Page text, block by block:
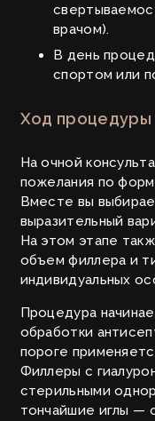
врачом).
В день
спортом или
Ход процедуры
На очной
пожелания по
Вместе вы
выразительный
На этом этапе
объем филлера и
индивидуальных
Процедура
обработки
пороге
Филлеры с
стерильными
тончайшие иглы —